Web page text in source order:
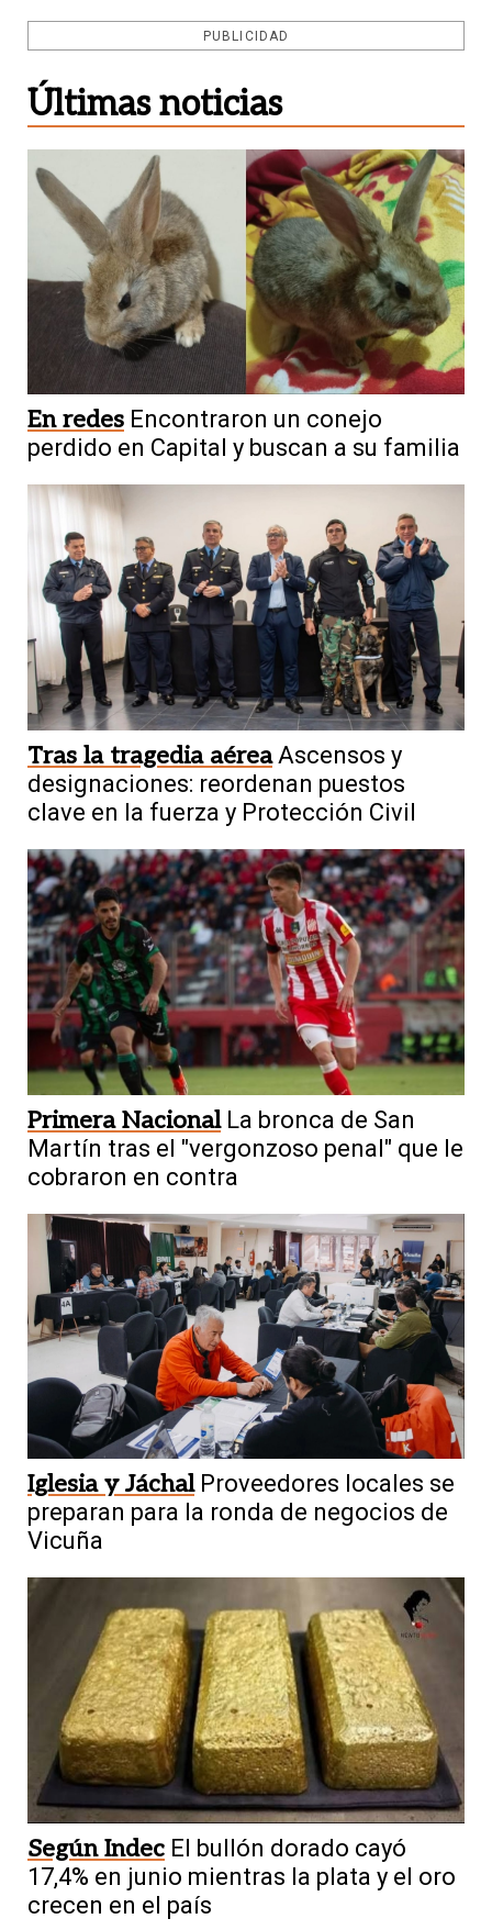
PUBLICIDAD
Últimas noticias
En redes Encontraron un conejo
perdido en Capital y buscan a su familia
Tras la tragedia aérea Ascensos y
designaciones: reordenan puestos
clave en la fuerza y Protección Civil
Primera Nacional La bronca de San
Martín tras el "vergonzoso penal" que le
cobraron en contra
Iglesia y Jáchal Proveedores locales se
preparan para la ronda de negocios de
Vicuña
Según Indec El bullón dorado cayó
17,4% en junio mientras la plata y el oro
crecen en el país